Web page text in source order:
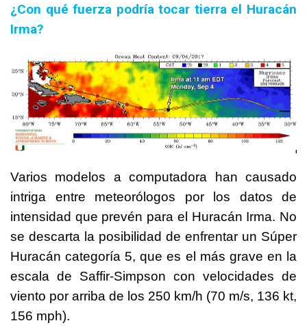
¿Con qué fuerza podría tocar tierra el Huracán
Irma?
Varios modelos a computadora han causado
intriga entre meteorólogos por los datos de
intensidad que prevén para el Huracán Irma. No
se descarta la posibilidad de enfrentar un Súper
Huracán categoría 5, que es el más grave en la
escala de Saffir-Simpson con velocidades de
viento por arriba de los 250 km/h (70 m/s, 136 kt,
156 mph).